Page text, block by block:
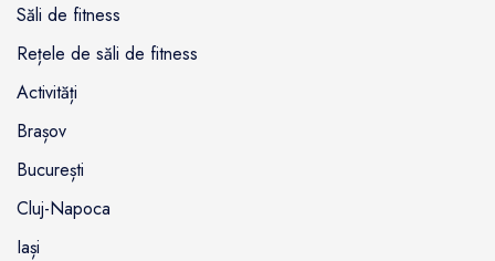
Săli de fitness
Rețele de săli de fitness
Activități
Brașov
București
Cluj-Napoca
Iași